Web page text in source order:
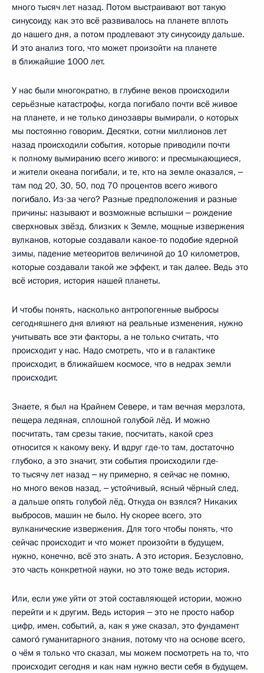
много тысяч лет назад. Потом выстраивают вот такую
синусоиду, как это всё развивалось на планете вплоть
до нашего дня, а потом продлевают эту синусоиду дальше.
И это анализ того, что может произойти на планете
в ближайшие 1000 лет.
У нас были многократно, в глубине веков происходили
серьёзные катастрофы, когда погибало почти всё живое
на планете, и не только динозавры вымирали, о которых
мы постоянно говорим. Десятки, сотни миллионов лет
назад происходили события, которые приводили почти
к полному вымиранию всего живого: и пресмыкающиеся,
и жители океана погибали, и те, кто на земле оказался, ‒
там под 20, 30, 50, под 70 процентов всего живого
погибало. Из-за чего? Разные предположения и разные
причины: называют и возможные вспышки ‒ рождение
сверхновых звёзд, близких к Земле, мощные извержения
вулканов, которые создавали какое-то подобие ядерной
зимы, падение метеоритов величиной до 10 километров,
которые создавали такой же эффект, и так далее. Ведь это
всё история, история нашей планеты.
И чтобы понять, насколько антропогенные выбросы
сегодняшнего дня влияют на реальные изменения, нужно
учитывать все эти факторы, а не только считать, что
происходит у нас. Надо смотреть, что и в галактике
происходит, в ближайшем космосе, что в недрах земли
происходит.
Знаете, я был на Крайнем Севере, и там вечная мерзлота,
пещера ледяная, сплошной голубой лёд. И можно
посчитать, там срезы такие, посчитать, какой срез
относится к какому веку. И вдруг где-то там, достаточно
глубоко, а это значит, эти события происходили где-
то тысячу лет назад ‒ ну примерно, я сейчас не помню,
но много веков назад, ‒ устойчивый, ясный чёрный след,
а дальше опять голубой лёд. Откуда он взялся? Никаких
выбросов, машин не было. Ну скорее всего, это
вулканические извержения. Для того чтобы понять, что
сейчас происходит и что может произойти в будущем,
нужно, конечно, всё это знать. А это история. Безусловно,
это часть конкретной науки, но это тоже ведь история.
Или, если уже уйти от этой составляющей истории, можно
перейти и к другим. Ведь история ‒ это не просто набор
цифр, имен, событий, а, как я уже сказал, это фундамент
самогó гуманитарного знания, потому что на основе всего,
о чём я только что сказал, мы можем посмотреть на то, что
происходит сегодня и как нам нужно вести себя в будущем.